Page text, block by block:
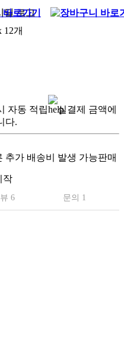
12개
자동 적립
실결제 금액에
다.
추가 배송비 발생 가능판매
작
6 문의 1